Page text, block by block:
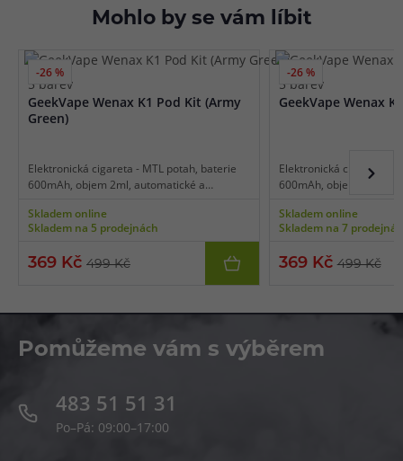
Mohlo by se vám líbit
-26 %
5 barev
GeekVape Wenax K1 Pod Kit (Army
Green)
Elektronická cigareta - MTL potah, baterie
600mAh, objem 2ml, automatické a
dobíjení USB-C, tři režimy intenzity, indikace
stavu baterie.
Skladem online
Skladem na 5 prodejnách
369 Kč 499 Kč
-26 %
5 barev
GeekVape Wenax
Elektronická cigareta -
600mAh, objem 2ml,
dobíjení USB-C, tři
stavu baterie.
Skladem online
Skladem na 7
369 Kč499 Kč
Pomůžeme vám s výběrem
483 51 51 31
Po–Pá: 09:00–17:00